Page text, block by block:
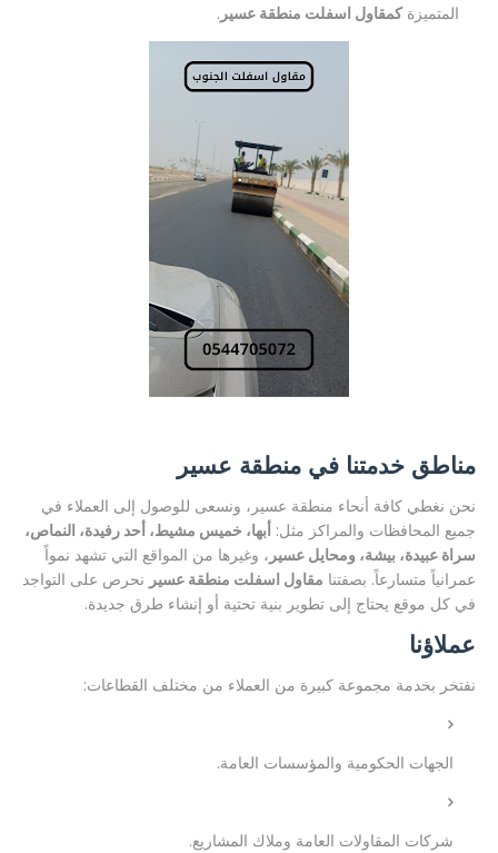
المتميزةكمقاول اسفلت منطقة عسير .
مناطق خدمتنا في منطقة عسير
نحن نغطي كافة أنحاء منطقة عسير، ونسعى للوصول إلى العملاء في
جميع المحافظات والمراكز مثل: أبها، خميس مشيط، أحد رفيدة، النماص،
سراة عبيدة، بيشة، ومحايل عسير ، وغيرها من المواقع التي تشهد نمواً
عمرانياً متسارعاً. بصفتنا مقاول اسفلت منطقة عسير نحرص على التواجد
في كل موقع يحتاج إلى تطوير بنية تحتية أو إنشاء طرق جديدة.
عملاؤنا
نفتخر بخدمة مجموعة كبيرة من العملاء من مختلف القطاعات:
الجهات الحكومية والمؤسسات العامة.
شركات المقاولات العامة وملاك المشاريع.